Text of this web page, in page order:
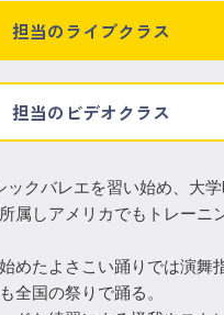
担当のライブクラス
担当のビデオクラス
ックバレエを習い始め、大学
属しアメリカでもトレーニ
めたよさこい踊りでは演舞
全国の祭りで踊る。